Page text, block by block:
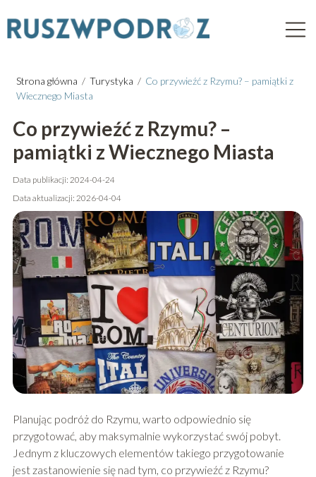
Strona główna / Turystyka / Co przywieźć z Rzymu? – pamiątki z
Wiecznego Miasta
Co przywieźć z Rzymu? –
pamiątki z Wiecznego Miasta
Data publikacji: 2024-04-24
Data aktualizacji: 2026-04-04
Planując podróż do Rzymu, warto odpowiednio się
przygotować, aby maksymalnie wykorzystać swój pobyt.
Jednym z kluczowych elementów takiego przygotowanie
jest zastanowienie się nad tym, co przywieźć z Rzymu?